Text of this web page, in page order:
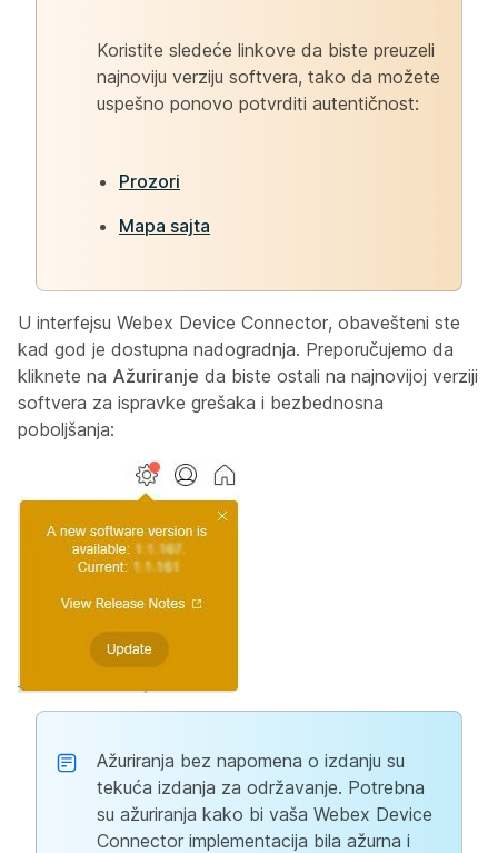
Koristite sledeće linkove da biste preuzeli
najnoviju verziju softvera, tako da možete
uspešno ponovo potvrditi autentičnost:
Prozori
Mapa sajta
U interfejsu Webex Device Connector, obavešteni ste
kad god je dostupna nadogradnja. Preporučujemo da
kliknete na Ažuriranje da biste ostali na najnovijoj verziji
softvera za ispravke grešaka i bezbednosna
poboljšanja:
Ažuriranja bez napomena o izdanju su
tekuća izdanja za održavanje. Potrebna
su ažuriranja kako bi vaša Webex Device
Connector implementacija bila ažurna i